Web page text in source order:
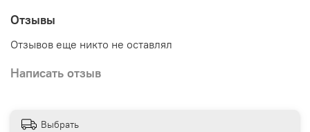
Отзывы
Отзывов еще никто не оставлял
Написать отзыв
Выбрать